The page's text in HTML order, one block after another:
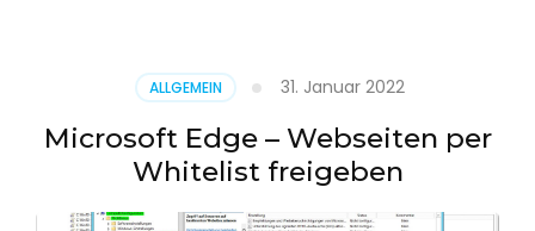
(UPN)
im
Active
Directory
ALLGEMEIN 31. Januar 2022
Microsoft Edge – Webseiten per
Whitelist freigeben